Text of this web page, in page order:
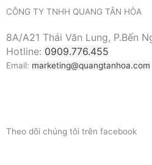
CÔNG TY TNHH QUANG TÂN HÒA
8A/A21 Thái Văn Lung, P.Bến
Hotline: 0909.776.455
Email: marketing@quangtanhoa.com
Theo dõi chúng tôi trên facebook